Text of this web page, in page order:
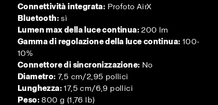
Connettività integrata: Profoto AirX
Bluetooth: sì
Lumen max della luce continua: 200 lm
Gamma di regolazione della luce continua: 100-
10%
Connettore di sincronizzazione: No
Diametro: 7,5 cm/2,95 pollici
Lunghezza: 17,5 cm/6,9 pollici
Peso: 800 g (1,76 lb)